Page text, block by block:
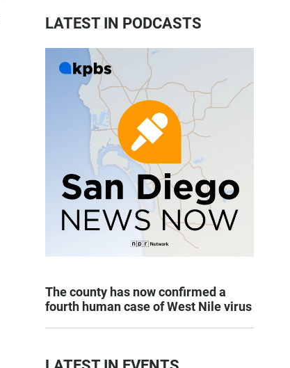
LATEST IN PODCASTS
The county has now confirmed a
fourth human case of West Nile virus